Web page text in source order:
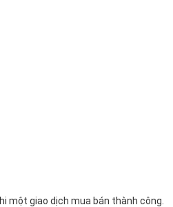
một giao dịch mua bán thành công.